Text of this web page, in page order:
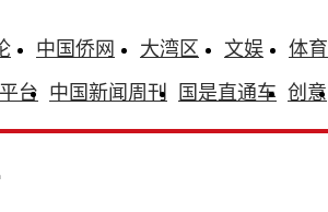
中国侨网 大湾区 文娱 体育
台 中国新闻周刊 国是直通车 创意